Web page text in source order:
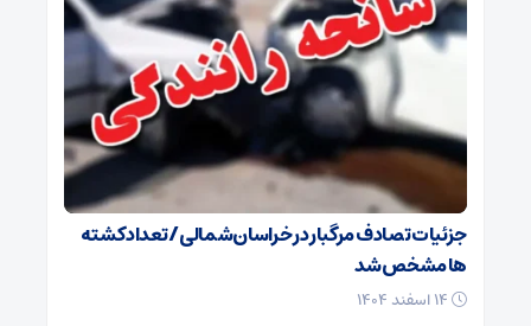
جزئیات تصادف مرگبار در خراسان‌شمالی/ تعداد کشته
ها مشخص شد